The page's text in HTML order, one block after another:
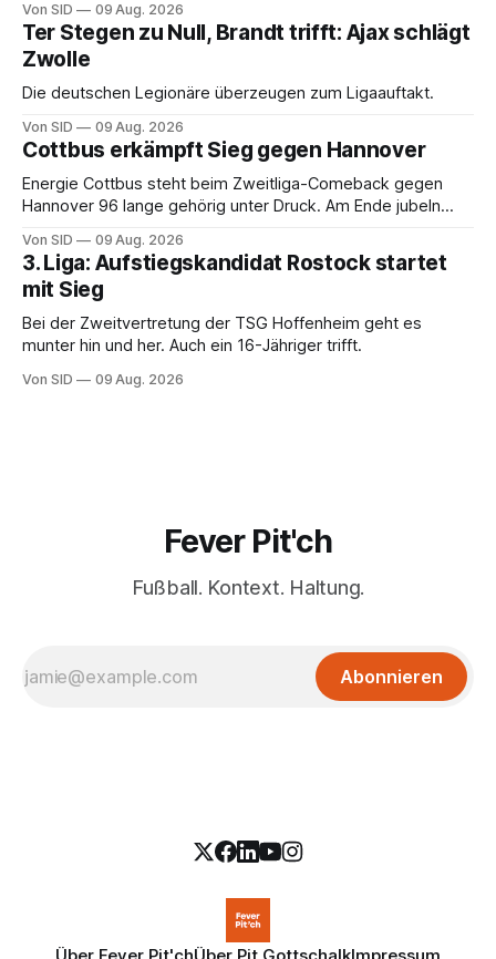
Von SID 09 Aug. 2026
Ter Stegen zu Null, Brandt trifft: Ajax schlägt
Zwolle
Die deutschen Legionäre überzeugen zum Ligaauftakt.
Von SID 09 Aug. 2026
Cottbus erkämpft Sieg gegen Hannover
Energie Cottbus steht beim Zweitliga-Comeback gegen
Hannover 96 lange gehörig unter Druck. Am Ende jubeln
Von SID 09 Aug. 2026
3. Liga: Aufstiegskandidat Rostock startet
mit Sieg
Bei der Zweitvertretung der TSG Hoffenheim geht es
munter hin und her. Auch ein 16-Jähriger trifft.
Von SID 09 Aug. 2026
Fever Pit'ch
Fußball. Kontext. Haltung.
Abonnieren